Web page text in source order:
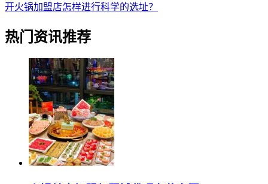
开火锅加盟店怎样进行科学的选址？
热门资讯推荐